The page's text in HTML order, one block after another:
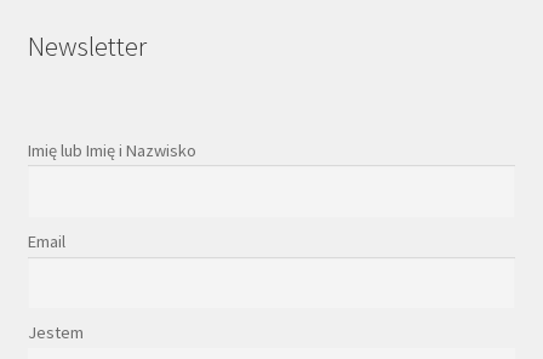
Newsletter
Imię lub Imię i Nazwisko
Email
Jestem